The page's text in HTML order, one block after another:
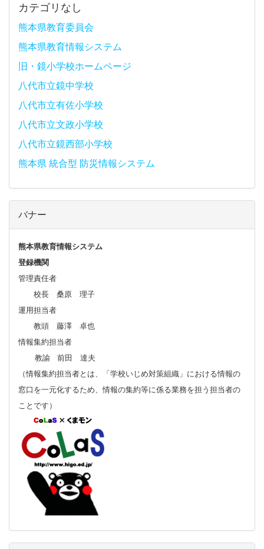
カテゴリなし
熊本県教育委員会
熊本県教育情報システム
旧・鏡小学校ホームページ
八代市立鏡中学校
八代市立有佐小学校
八代市立文政小学校
八代市立鏡西部小学校
熊本県 統合型 防災情報システム
バナー
熊本県教育情報システム
登録機関
管理責任者
校長 桑原 理子
運用担当者
教頭 藤澤 卓也
情報集約担当者
教諭 前田 達夫
（情報集約担当者とは、「学校いじめ対策組織」における情報の
窓口を一元化するため、情報の集約等に係る業務を担う担当者の
ことです）